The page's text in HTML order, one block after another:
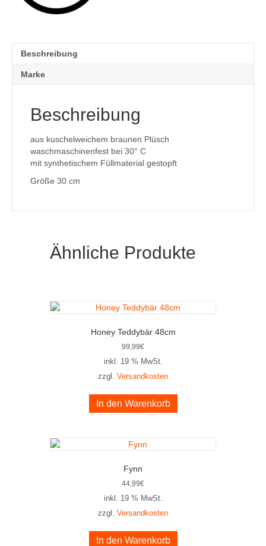
Beschreibung
Marke
Beschreibung
aus kuschelweichem braunen Plüsch
waschmaschinenfest bei 30° C
mit synthetischem Füllmaterial gestopft
Größe 30 cm
Ähnliche Produkte
Honey Teddybär 48cm
99,99€
inkl. 19 % MwSt.
zzgl. Versandkosten
In den Warenkorb
Fynn
44,99€
inkl. 19 % MwSt.
zzgl. Versandkosten
In den Warenkorb